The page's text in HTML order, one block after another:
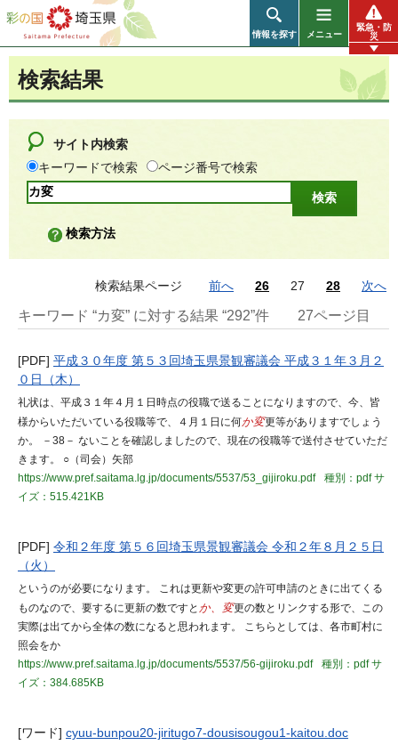
彩の国 埼玉県
情報を探す メニュー
緊急・防
災
検索結果
サイト内検索
キーワードで検索
ページ番号で検索
検索方法
検索結果ページ 前へ 26 27 28 次へ
キーワード “カ変” に対する結果 “292”件 27ページ目
[PDF] 平成３０年度 第５３回埼玉県景観審議会 平成３１年３月２
０日（木）
礼状は、平成３１年４月１日時点の役職で送ることになりますので、今、皆
様からいただいている役職等で、４月１日に何か変更等がありますでしょう
か。 －38－ ないことを確認しましたので、現在の役職等で送付させていただ
きます。 ○（司会）矢部
https://www.pref.saitama.lg.jp/documents/5537/53_gijiroku.pdf
種別：pdfサ
イズ：515.421KB
[PDF] 令和２年度 第５６回埼玉県景観審議会 令和２年８月２５日
（火）
というのが必要になります。 これは更新や変更の許可申請のときに出てくる
ものなので、要するに更新の数ですと か、変更の数とリンクする形で、この
実際は出てから全体の数になると思われます。 こちらとしては、各市町村に
照会をか
https://www.pref.saitama.lg.jp/documents/5537/56-gijiroku.pdf
種別：pdfサ
イズ：384.685KB
[ワード] cyuu-bunpou20-jiritugo7-dousisougou1-kaitou.doc